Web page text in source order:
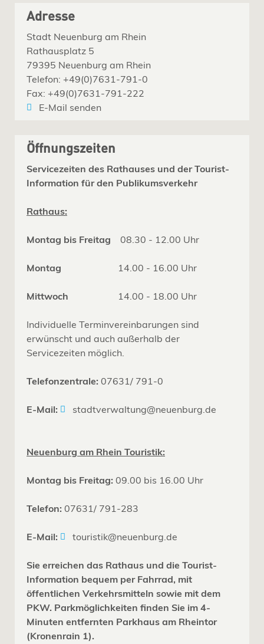
Adresse
Stadt Neuenburg am Rhein
Rathausplatz 5
79395 Neuenburg am Rhein
Telefon: +49(0)7631-791-0
Fax: +49(0)7631-791-222
E-Mail senden
Öffnungszeiten
Servicezeiten des Rathauses und der Tourist-
Information für den Publikumsverkehr
Rathaus:
Montag bis Freitag 08.30 - 12.00 Uhr
Montag 14.00 - 16.00 Uhr
Mittwoch 14.00 - 18.00 Uhr
Individuelle Terminvereinbarungen sind
erwünscht und auch außerhalb der
Servicezeiten möglich.
Telefonzentrale: 07631/ 791-0
E-Mail: stadtverwaltung@neuenburg.de
Neuenburg am Rhein Touristik:
Montag bis Freitag: 09.00 bis 16.00 Uhr
Telefon: 07631/ 791-283
E-Mail: touristik@neuenburg.de
Sie erreichen das Rathaus und die Tourist-
Information bequem per Fahrrad, mit
öffentlichen Verkehrsmitteln sowie mit dem
PKW. Parkmöglichkeiten finden Sie im 4-
Minuten entfernten Parkhaus am Rheintor
(Kronenrain 1).